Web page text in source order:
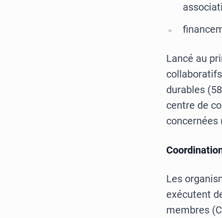
Lancé au
durables
centre de
concernées
Les
exécutent
membres